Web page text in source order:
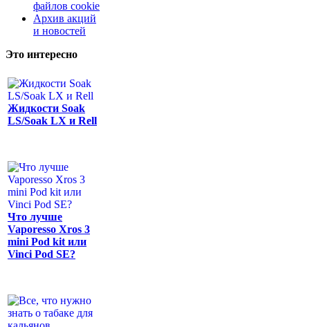
файлов cookie
Архив акций
и новостей
Это интересно
Жидкости Soak
LS/Soak LX и Rell
Что лучше
Vaporesso Xros 3
mini Pod kit или
Vinci Pod SE?